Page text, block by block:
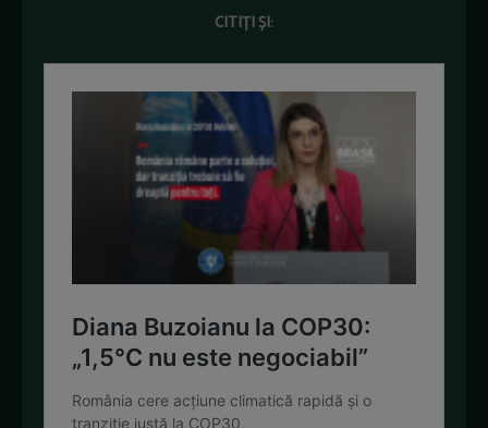
CITIȚI ȘI: